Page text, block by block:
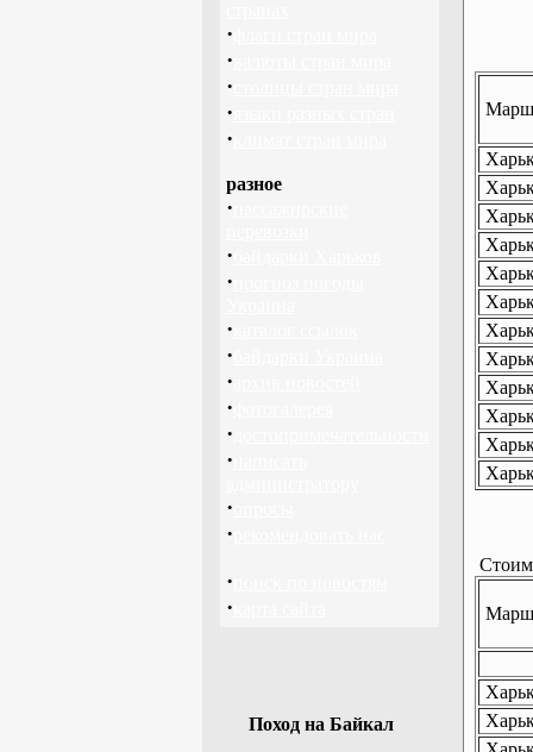
·
·
·
·
·
разное
·
·
·
·
·
·
·
·
·
·
·
·
·
Поход на Байкал